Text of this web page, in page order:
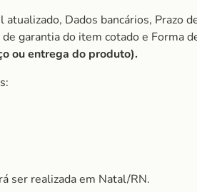
Dados bancários, Prazo
garantia do item cotado e Forma
ou entrega do produto).
ser realizada em Natal/RN.